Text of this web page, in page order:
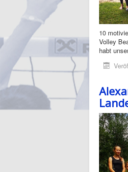
10
Volley
habt